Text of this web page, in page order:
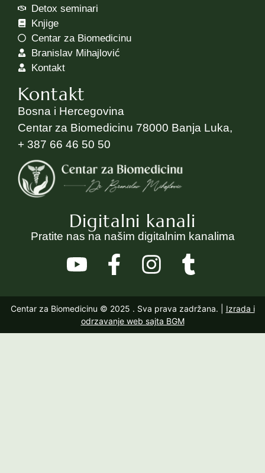
Detox seminari
Knjige
Centar za Biomedicinu
Branislav Mihajlović
Kontakt
Kontakt
Bosna i Hercegovina
Centar za Biomedicinu 78000 Banja Luka,
+ 387 66 46 50 50
Digitalni kanali
Pratite nas na našim digitalnim kanalima
Centar za Biomedicinu © 2025 . Sva prava zadržana. | Izrada i
odrzavanje web sajta BGM